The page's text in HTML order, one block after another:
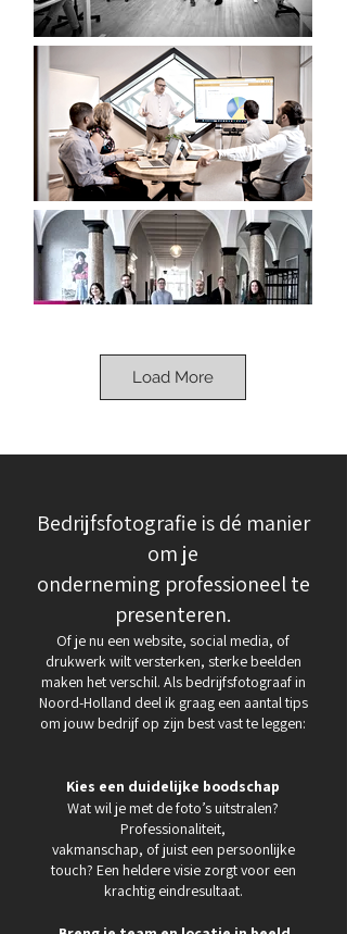
Load More
Bedrijfsfotografie is dé manier
om je
onderneming professioneel te
presenteren.
Of je nu een website, social media, of
drukwerk wilt versterken, sterke beelden
maken het verschil. Als bedrijfsfotograaf in
Noord-Holland deel ik graag een aantal tips
om jouw bedrijf op zijn best vast te leggen:
Kies een duidelijke boodschap
Wat wil je met de foto’s uitstralen?
Professionaliteit,
vakmanschap, of juist een persoonlijke
touch? Een heldere visie zorgt voor een
krachtig eindresultaat.